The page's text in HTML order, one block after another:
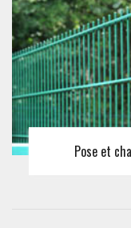
Pose et